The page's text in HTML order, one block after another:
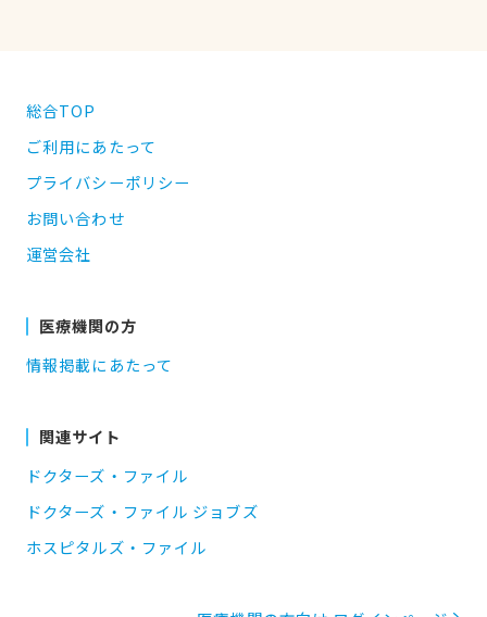
総合TOP
ご利用にあたって
プライバシーポリシー
お問い合わせ
運営会社
医療機関の方
情報掲載にあたって
関連サイト
ドクターズ・ファイル
ドクターズ・ファイル ジョブズ
ホスピタルズ・ファイル